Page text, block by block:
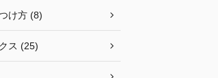
け方 (8)
ス (25)